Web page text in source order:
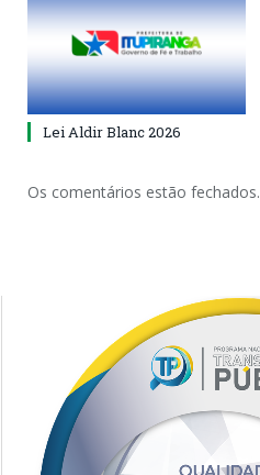
Lei Aldir Blanc 2026
Os comentários estão fechados.